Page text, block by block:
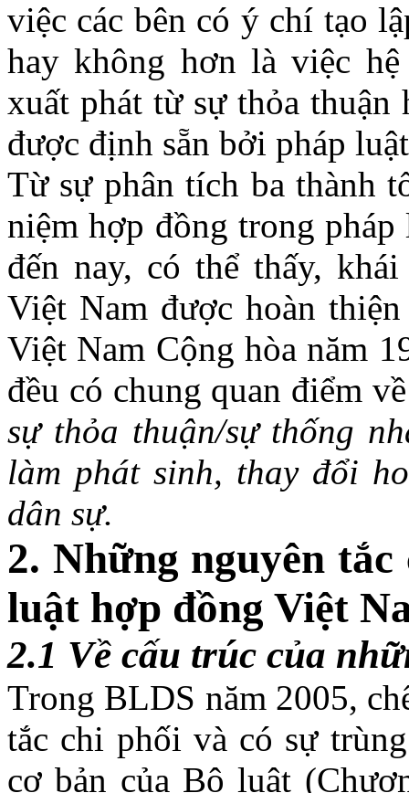
việc các bên có ý chí tạo
hay không hơn là việc
xuất phát từ sự thỏa
được định sẵn bởi pháp
Từ sự phân tích ba thành
niệm hợp đồng trong
đến nay, có thể thấy,
Việt Nam được hoàn
Việt Nam Cộng hòa năm
đều có chung quan điểm
sự thỏa thuận/sự thống
làm phát sinh, thay đổi
dân sự.
2. Những nguyên
luật hợp đồng Việt
2.1 Về cấu trúc của
Trong BLDS năm 2005,
tắc chi phối và có sự
cơ bản của Bộ luật